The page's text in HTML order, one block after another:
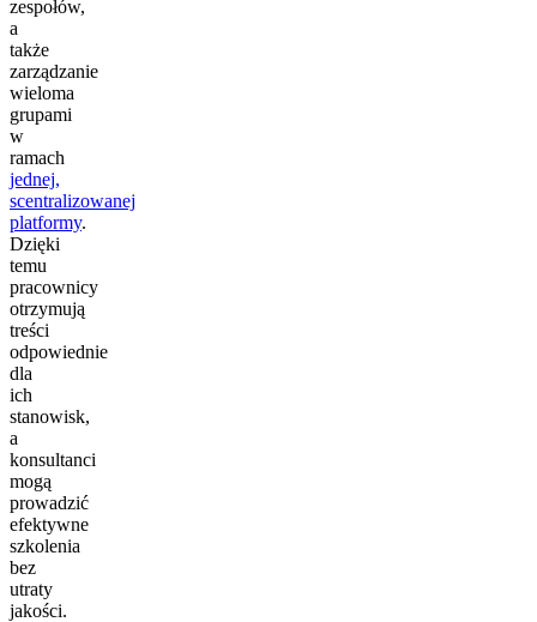
zespołów,
a
także
zarządzanie
wieloma
grupami
w
ramach
jednej,
scentralizowanej
platformy.
Dzięki
temu
pracownicy
otrzymują
treści
odpowiednie
dla
ich
stanowisk,
a
konsultanci
mogą
prowadzić
efektywne
szkolenia
bez
utraty
jakości.